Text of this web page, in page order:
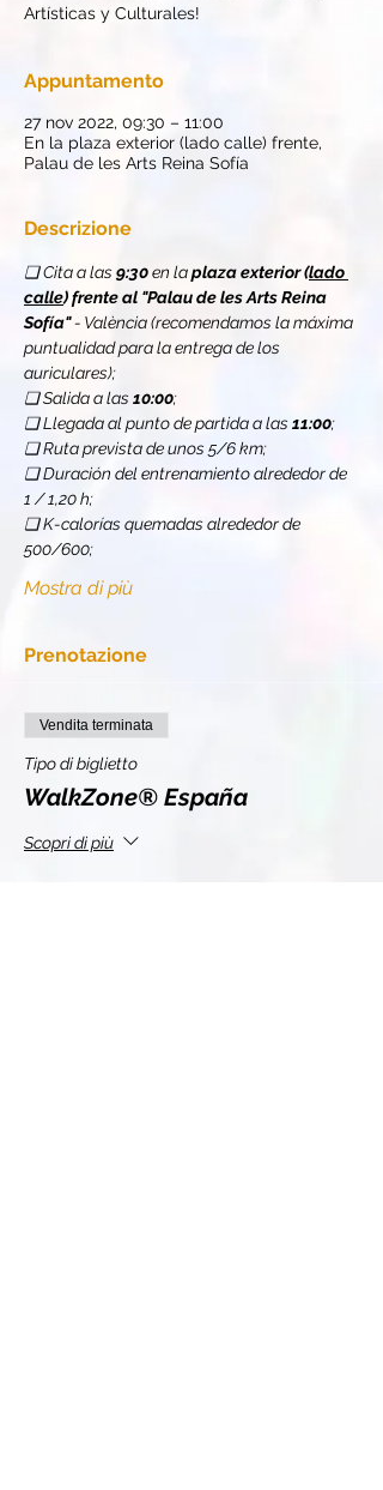
Artísticas y Culturales!
Appuntamento
27 nov 2022, 09:30 – 11:00
En la plaza exterior (lado calle) frente,
Palau de les Arts Reina Sofía
Descrizione
❏ Cita a las 9:30 en la plaza exterior (lado
calle) frente al "Palau de les Arts Reina
Sofía" - València (recomendamos la máxima
puntualidad para la entrega de los
auriculares);
❏ Salida a las 10:00;
❏ Llegada al punto de partida a las 11:00;
❏ Ruta prevista de unos 5/6 km;
❏ Duración del entrenamiento alrededor de
1 / 1,20 h;
❏ K-calorías quemadas alrededor de
500/600;
Mostra di più
Prenotazione
Vendita terminata
Tipo di biglietto
WalkZone® España
Scopri di più